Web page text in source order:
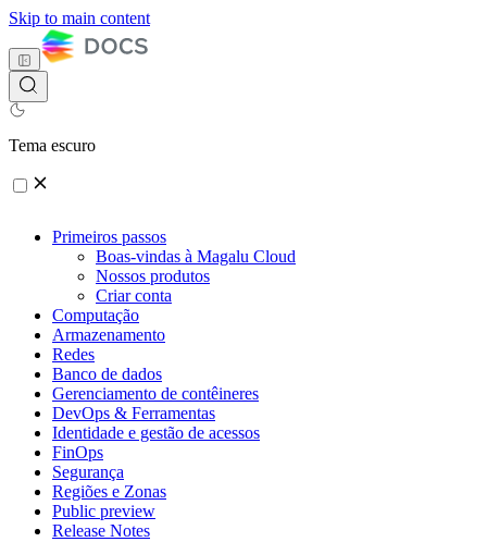
Skip to main content
Tema escuro
Primeiros passos
Boas-vindas à Magalu Cloud
Nossos produtos
Criar conta
Computação
Armazenamento
Redes
Banco de dados
Gerenciamento de contêineres
DevOps & Ferramentas
Identidade e gestão de acessos
FinOps
Segurança
Regiões e Zonas
Public preview
Release Notes